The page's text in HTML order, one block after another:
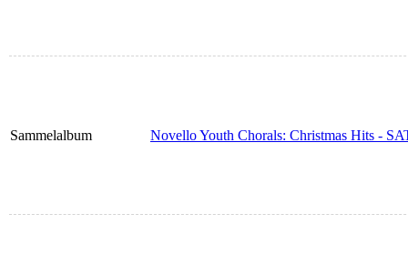
Sammelalbum Novello Youth Chorals: Christmas Hits -